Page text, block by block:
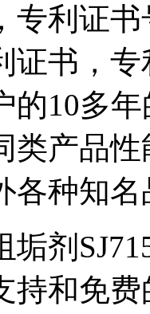
专利证
证书，
的10多
类产品
各种知
垢剂
持和免